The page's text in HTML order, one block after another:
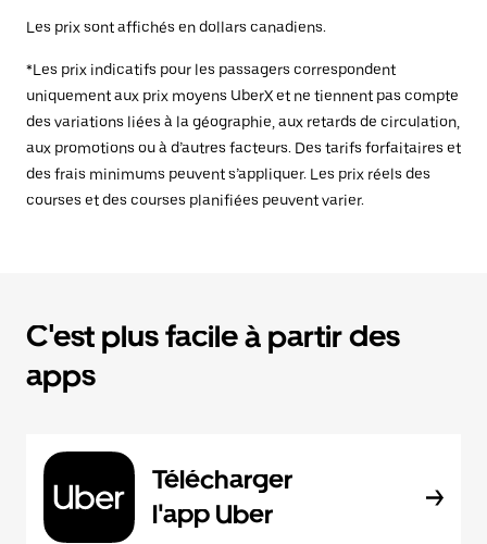
Les prix sont affichés en dollars canadiens.
*Les prix indicatifs pour les passagers correspondent
uniquement aux prix moyens UberX et ne tiennent pas compte
des variations liées à la géographie, aux retards de circulation,
aux promotions ou à d’autres facteurs. Des tarifs forfaitaires et
des frais minimums peuvent s’appliquer. Les prix réels des
courses et des courses planifiées peuvent varier.
C'est plus facile à partir des
apps
Télécharger
l'app Uber